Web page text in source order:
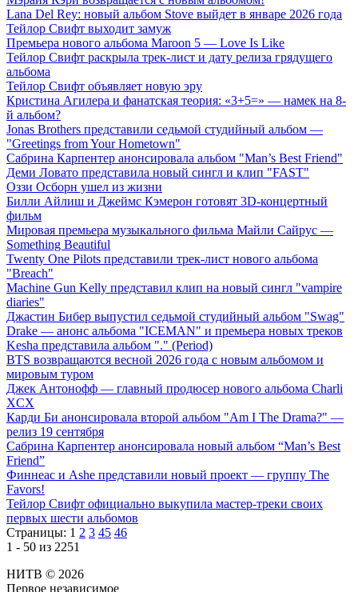
Lana Del Rey: новый альбом Stove выйдет в январе 2026 года
Тейлор Свифт выходит замуж
Премьера нового альбома Maroon 5 — Love Is Like
Тейлор Свифт раскрыла трек-лист и дату релиза грядущего
альбома
Тейлор Свифт объявляет новую эру
Кристина Агилера и фанатская теория: «3+5=» — намек на 8-
й альбом?
Jonas Brothers представили седьмой студийный альбом —
"Greetings from Your Hometown"
Сабрина Карпентер анонсировала альбом "Man’s Best Friend"
Деми Ловато представила новый сингл и клип "FAST"
Оззи Осборн ушел из жизни
Билли Айлиш и Джеймс Кэмерон готовят 3D-концертный
фильм
Мировая премьера музыкального фильма Майли Сайрус —
Something Beautiful
Twenty One Pilots представили трек-лист нового альбома
"Breach"
Machine Gun Kelly представил клип на новый сингл "vampire
diaries"
Джастин Бибер выпустил седьмой студийный альбом "Swag"
Drake — анонс альбома "ICEMAN" и премьера новых треков
Kesha представила альбом "." (Period)
BTS возвращаются весной 2026 года с новым альбомом и
мировым туром
Джек Антонофф — главный продюсер нового альбома Charli
XCX
Карди Би анонсировала второй альбом "Am I The Drama?" —
релиз 19 сентября
Сабрина Карпентер анонсировала новый альбом “Man’s Best
Friend”
Финнеас и Ashe представили новый проект — группу The
Favors!
Тейлор Свифт официально выкупила мастер-треки своих
первых шести альбомов
Страницы: 1 2 3 45 46
1 - 50 из 2251
НИТВ © 2026
Первое независимое